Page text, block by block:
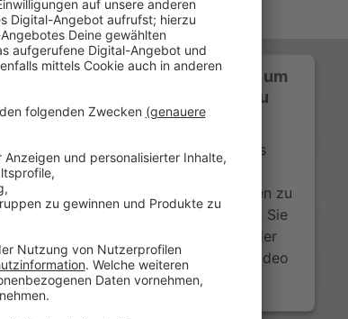
Wir benötigen Ihre Zustimmung, um
den YouTube Video-Service zu
laden!
Wir verwenden einen Service eines
Drittanbieters, um Videoinhalte
einzubetten. Dieser Service kann Daten zu
Ihren Aktivitäten sammeln. Bitte lesen Sie
die Details durch und stimmen Sie der
Nutzung des Service zu, um dieses Video
anzusehen.